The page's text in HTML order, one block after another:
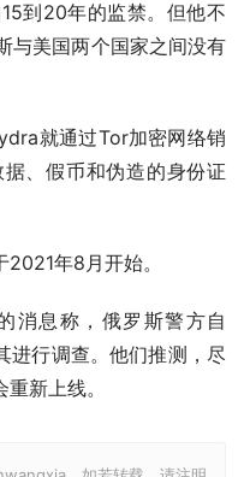
到20年的监禁。但他不
与美国两个国家之间没有
就通过Tor加密网络销
、假币和伪造的身份证
年8月开始。
消息称，俄罗斯警方自
进行调查。他们推测，尽
新上线。